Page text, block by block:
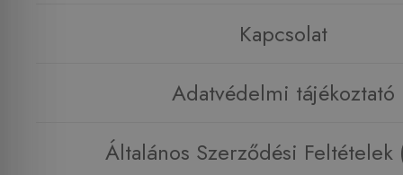
Kapcsolat
Adatvédelmi tájékoztató
Általános Szerződési Feltételek